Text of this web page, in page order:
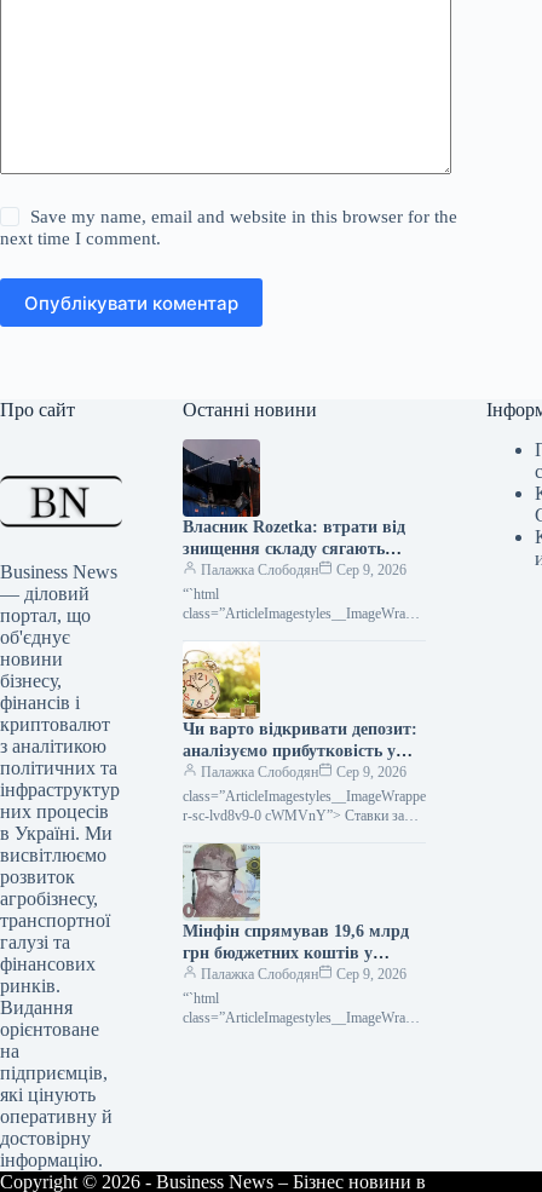
Save my name, email and website in this browser for the
next time I comment.
Опублікувати коментар
Про сайт
Business News
— діловий
портал, що
об'єднує
новини
бізнесу,
фінансів і
криптовалют
з аналітикою
політичних та
інфраструктур
них процесів
в Україні. Ми
висвітлюємо
розвиток
агробізнесу,
транспортної
галузі та
фінансових
ринків.
Видання
орієнтоване
на
підприємців,
які цінують
оперативну й
достовірну
інформацію.
Останні новини
Власник Rozetka: втрати від
знищення складу сягають
мільярдів гривень
Палажка Слободян
Сер 9, 2026
“`html
class=”ArticleImagestyles__ImageWrappe
src="/wp-
content/uploads/2026/08/cb2b6149ecf674
28173c470a7e114f83.jpg" alt="5 серпня
три балістичні ракети рф зруйнували
найбільший розподільчий складський
комплекс Rozetka в
Чи варто відкривати депозит:
аналізуємо прибутковість у
нинішніх умовах
Палажка Слободян
Сер 9, 2026
class=”ArticleImagestyles__ImageWrappe
r-sc-lvd8v9-0 cWMVnY”> Ставки за
ставки Національним банком поки не
транслювалося у зростання ставок
Мінфін спрямував 19,6 млрд
грн бюджетних коштів у
липні: головні трансферти
Палажка Слободян
Сер 9, 2026
“`html
class=”ArticleImagestyles__ImageWrappe
Copyright © 2026 - Business News – Бізнес новини в